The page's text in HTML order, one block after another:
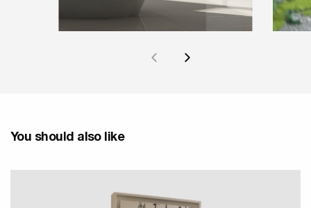
You should also like